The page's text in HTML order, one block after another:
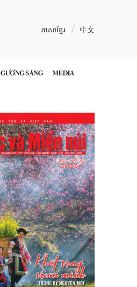
ភាសាខ្មែរ 中文
GƯƠNG SÁNG MEDIA